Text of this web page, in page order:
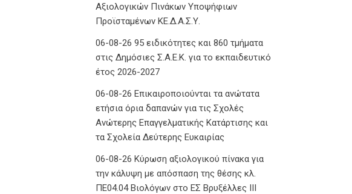
Αξιολογικών Πινάκων Υποψήφιων
Προϊσταμένων ΚΕ.Δ.Α.Σ.Υ.
06-08-26 95 ειδικότητες και 860 τμήματα
στις Δημόσιες Σ.Α.Ε.Κ. για το εκπαιδευτικό
έτος 2026-2027
06-08-26 Επικαιροποιούνται τα ανώτατα
ετήσια όρια δαπανών για τις Σχολές
Ανώτερης Επαγγελματικής Κατάρτισης και
τα Σχολεία Δεύτερης Ευκαιρίας
06-08-26 Κύρωση αξιολογικού πίνακα για
την κάλυψη με απόσπαση της θέσης κλ.
ΠΕ04.04 Βιολόγων στο ΕΣ Βρυξέλλες ΙΙΙ